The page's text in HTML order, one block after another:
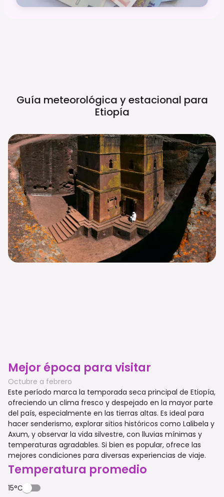
Guía meteorológica y estacional para
Etiopía
Mejor época para visitar
Octubre a febrero
Este período marca la temporada seca principal de Etiopía,
ofreciendo un clima fresco y despejado en la mayor parte
del país, especialmente en las tierras altas. Es ideal para
hacer senderismo, explorar sitios históricos como Lalibela y
Axum, y observar la vida silvestre, con lluvias mínimas y
temperaturas agradables. Si bien es popular, ofrece las
mejores condiciones para diversas experiencias de viaje.
Temperatura promedio
15°C